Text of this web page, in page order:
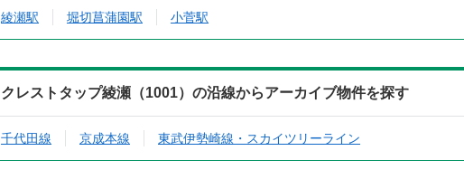
綾瀬駅 堀切菖蒲園駅 小菅駅
クレストタップ綾瀬（1001）の沿線からアーカイブ物件を探す
千代田線 京成本線 東武伊勢崎線・スカイツリーライン